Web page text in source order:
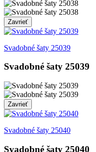
Zavrieť
Svadobné šaty 25039
Svadobné šaty 25039
Zavrieť
Svadobné šaty 25040
Svadobné šaty 25040